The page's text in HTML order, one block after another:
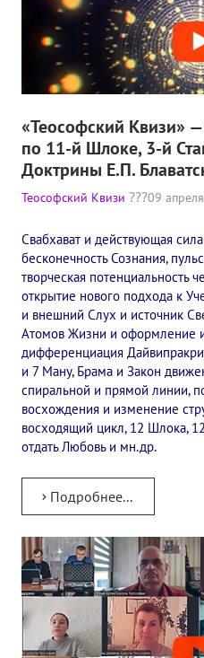
«Теософский Квизи»
по 11-й Шлоке, 3-й
Доктрины Е.П.
Теософский Квизи 09
Свабхават и действующая
бесконечность Сознания,
творческая потенциальность
открытие нового подхода к
и внешний Слух и источник
Атомов Жизни и оформление
дифференциация
и 7 Ману, Брама и Закон
спиральной и прямой линии,
восхождения и изменение
восходящий цикл, 12 Шлока,
отдать Любовь и мн.др.
Подробнее...